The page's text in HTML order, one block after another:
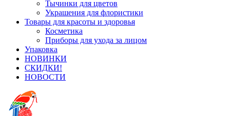
Тычинки для цветов
Украшения для флористики
Товары для красоты и здоровья
Косметика
Приборы для ухода за лицом
Упаковка
НОВИНКИ
СКИДКИ!
НОВОСТИ